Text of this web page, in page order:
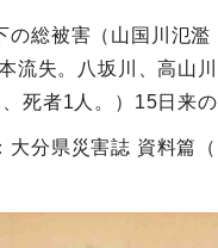
の総被害（山国川氾
流失。八坂川、高山
死者1人。）15日来
大分県災害誌 資料篇（